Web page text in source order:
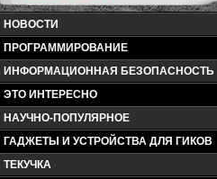
НОВОСТИ
ПРОГРАММИРОВАНИЕ
ИНФОРМАЦИОННАЯ БЕЗОПАСНОСТЬ
ЭТО ИНТЕРЕСНО
НАУЧНО-ПОПУЛЯРНОЕ
ГАДЖЕТЫ И УСТРОЙСТВА ДЛЯ ГИКОВ
ТЕКУЧКА